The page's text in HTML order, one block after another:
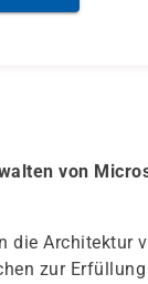
von
die Architektur
zur